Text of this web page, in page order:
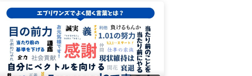
#iPhone
#携帯 #Wi-Fi #無線 #愛知県 #名古屋市
#三重県 #岐阜県 #静岡県 #大阪府 #大阪市 #京都府
#和歌山県 #兵庫県 #東海 #関西 #広島県 #岡山県 #中国